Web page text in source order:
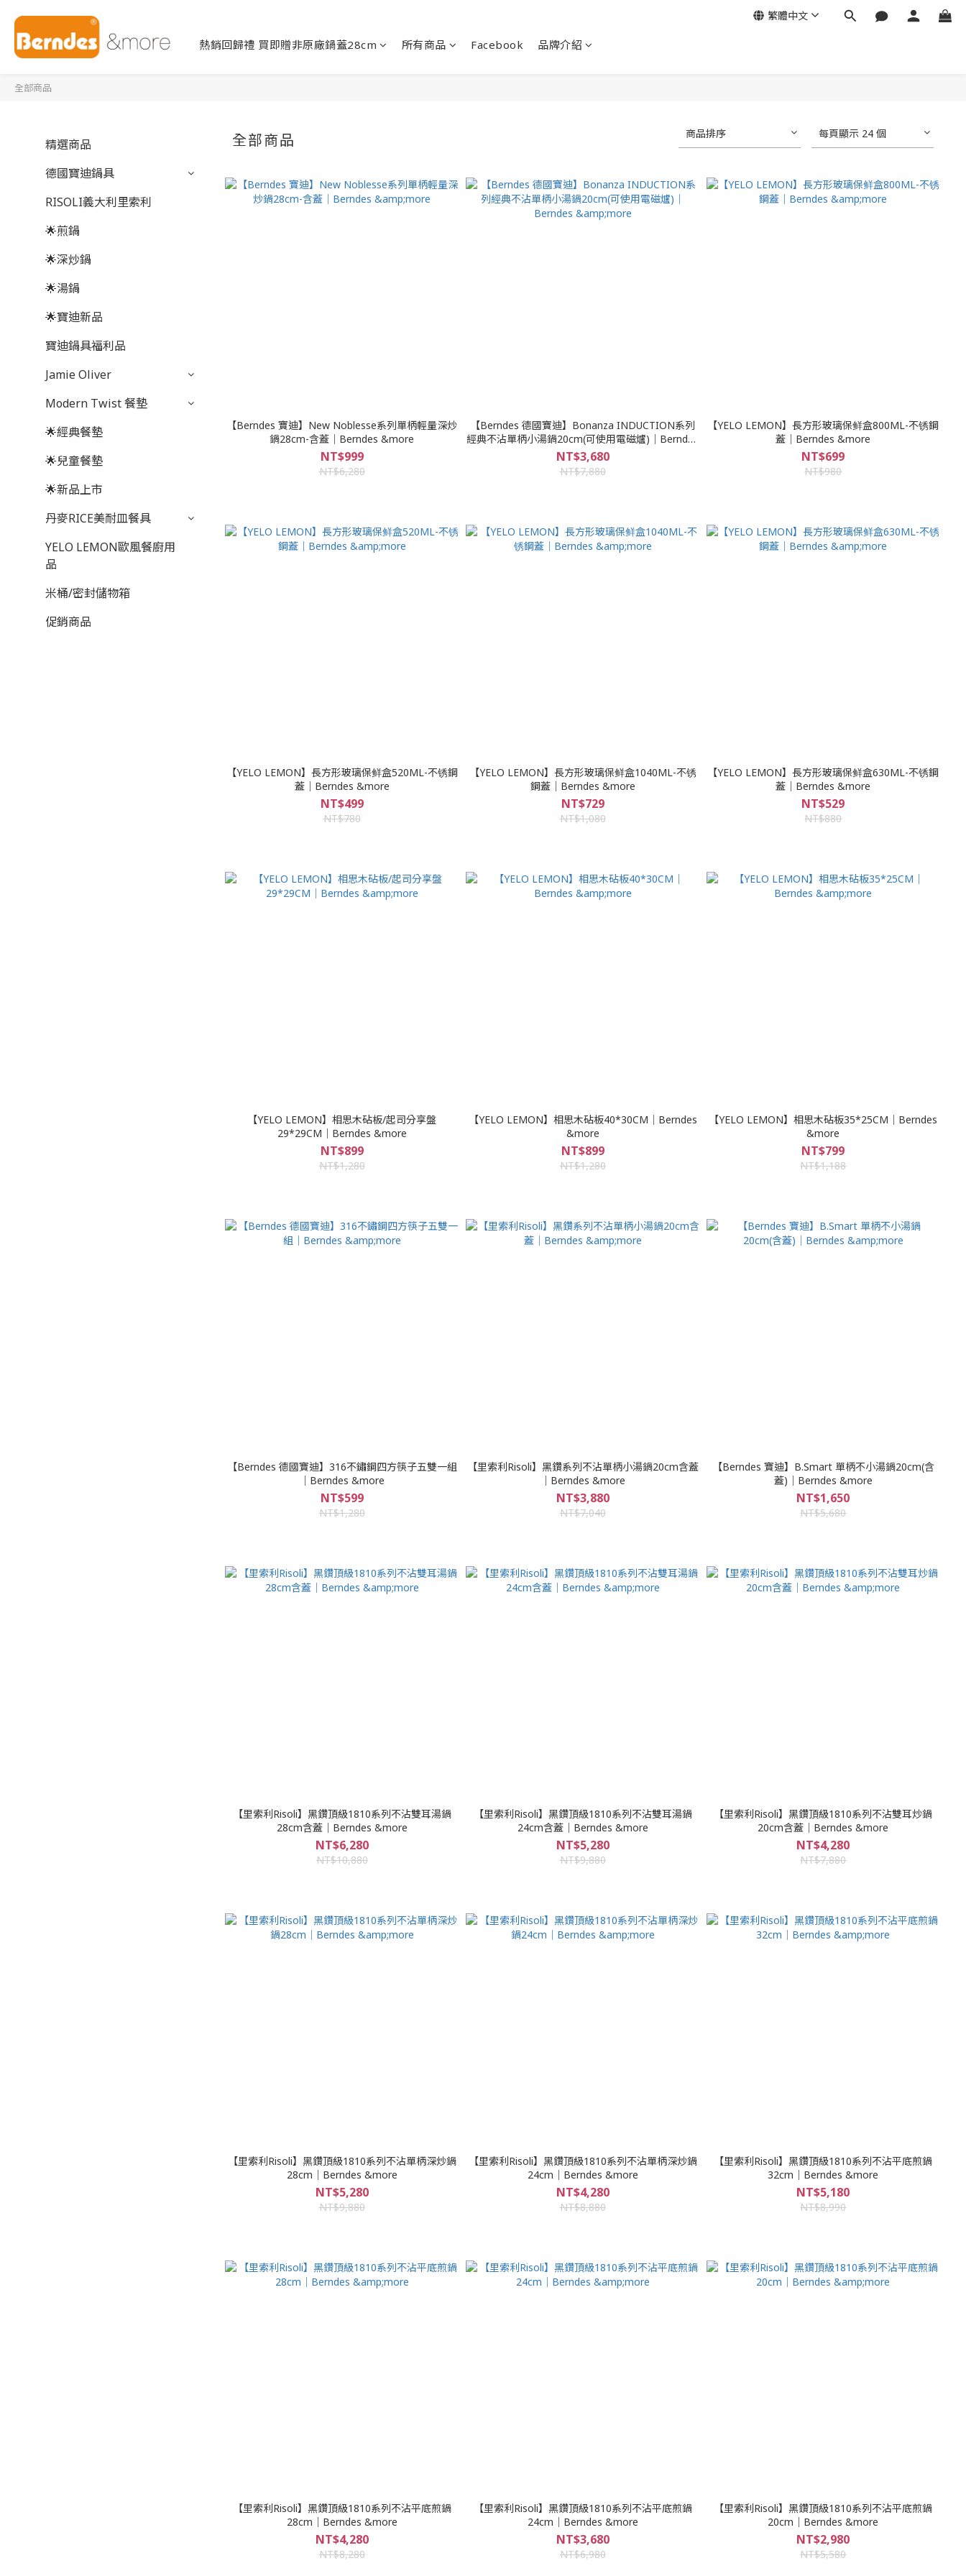
熱銷回歸禮 買即贈非原廠鍋蓋28cm 所有商品 Facebook 品牌介紹
繁體中文
全部商品
精選商品
德國寶迪鍋具
RISOLI義大利里索利
🌟煎鍋
🌟深炒鍋
🌟湯鍋
🌟寶迪新品
寶迪鍋具福利品
Jamie Oliver
Modern Twist 餐墊
🌟經典餐墊
🌟兒童餐墊
🌟新品上市
丹麥RICE美耐皿餐具
YELO LEMON歐風餐廚用
品
米桶/密封儲物箱
促銷商品
全部商品 商品排序 每頁顯示 24 個
【Berndes 寶迪】New Noblesse系列單柄輕量深炒
鍋28cm-含蓋｜Berndes &more
NT$999
NT$6,280
【Berndes 德國寶迪】Bonanza INDUCTION系列
經典不沾單柄小湯鍋20cm(可使用電磁爐)｜Berndes
&more
NT$3,680
NT$7,880
【YELO LEMON】長方形玻璃保鲜盒800ML-不锈鋼
蓋｜Berndes &more
NT$699
NT$980
【YELO LEMON】長方形玻璃保鲜盒520ML-不锈鋼
蓋｜Berndes &more
NT$499
NT$780
【YELO LEMON】長方形玻璃保鲜盒1040ML-不锈
鋼蓋｜Berndes &more
NT$729
NT$1,080
【YELO LEMON】長方形玻璃保鲜盒630ML-不锈鋼
蓋｜Berndes &more
NT$529
NT$880
【YELO LEMON】相思木砧板/起司分享盤
29*29CM｜Berndes &more
NT$899
NT$1,280
【YELO LEMON】相思木砧板40*30CM｜Berndes
&more
NT$899
NT$1,280
【YELO LEMON】相思木砧板35*25CM｜Berndes
&more
NT$799
NT$1,188
【Berndes 德國寶迪】316不鏽鋼四方筷子五雙一組
｜Berndes &more
NT$599
NT$1,280
【里索利Risoli】黑鑽系列不沾單柄小湯鍋20cm含蓋
｜Berndes &more
NT$3,880
NT$7,040
【Berndes 寶迪】B.Smart 單柄不小湯鍋20cm(含
蓋)｜Berndes &more
NT$1,650
NT$5,680
【里索利Risoli】黑鑽頂級1810系列不沾雙耳湯鍋
28cm含蓋｜Berndes &more
NT$6,280
NT$10,880
【里索利Risoli】黑鑽頂級1810系列不沾雙耳湯鍋
24cm含蓋｜Berndes &more
NT$5,280
NT$9,880
【里索利Risoli】黑鑽頂級1810系列不沾雙耳炒鍋
20cm含蓋｜Berndes &more
NT$4,280
NT$7,880
【里索利Risoli】黑鑽頂級1810系列不沾單柄深炒鍋
28cm｜Berndes &more
NT$5,280
NT$9,880
【里索利Risoli】黑鑽頂級1810系列不沾單柄深炒鍋
24cm｜Berndes &more
NT$4,280
NT$8,880
【里索利Risoli】黑鑽頂級1810系列不沾平底煎鍋
32cm｜Berndes &more
NT$5,180
NT$8,990
【里索利Risoli】黑鑽頂級1810系列不沾平底煎鍋
28cm｜Berndes &more
NT$4,280
NT$8,280
【里索利Risoli】黑鑽頂級1810系列不沾平底煎鍋
24cm｜Berndes &more
NT$3,680
NT$6,980
【里索利Risoli】黑鑽頂級1810系列不沾平底煎鍋
20cm｜Berndes &more
NT$2,980
NT$5,580